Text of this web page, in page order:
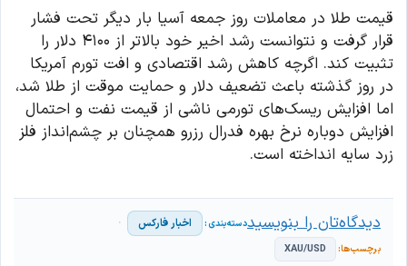
قیمت طلا در معاملات روز جمعه آسیا بار دیگر تحت فشار
قرار گرفت و نتوانست رشد اخیر خود بالاتر از ۴۱۰۰ دلار را
تثبیت کند. اگرچه کاهش رشد اقتصادی و افت تورم آمریکا
در روز گذشته باعث تضعیف دلار و حمایت موقت از طلا شد،
اما افزایش ریسک‌های تورمی ناشی از قیمت نفت و احتمال
افزایش دوباره نرخ بهره فدرال رزرو همچنان بر چشم‌انداز فلز
زرد سایه انداخته است.
اخبار فارکس
XAU/USD
دیدگاه‌تان را بنویسید